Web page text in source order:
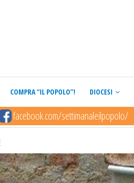
COMPRA “IL POPOLO”! DIOCESI
facebook.com/settimanaleilpopolo/